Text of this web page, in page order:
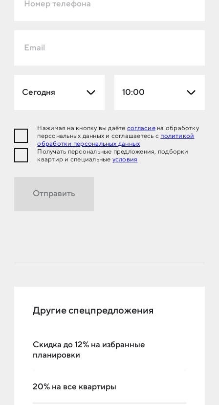
Номер телефона
Email
Сегодня 10:00
Нажимая на кнопку вы даёте согласиена обработку
персональных данных и соглашаетесь с политикой
обработки персональных данных
Получать персональные предложения, подборки
квартир и специальные условия
Отправить
Другие спецпредложения
Скидка до 12% на избранные
планировки
20% на все квартиры